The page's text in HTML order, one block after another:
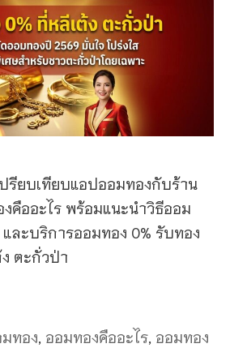
รียบเทียบแอปออมทองกับร้าน
คืออะไร พร้อมแนะนำวิธีออม
ละบริการออมทอง 0% รับทอง
ตะกั่วป่า
ทอง, ออมทองคืออะไร, ออมทอง